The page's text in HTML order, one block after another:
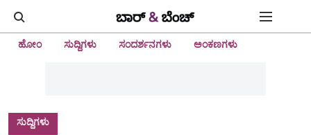
ಹೋಂ ಸುದ್ದಿಗಳು ಸಂದರ್ಶನಗಳು ಅಂಕಣಗಳು
ಸುದ್ದಿಗಳು